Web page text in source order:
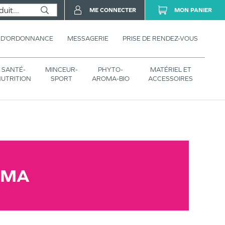
MESSAGERIE PRISE DE RENDEZ-VOUS
SANTÉ-
MINCEUR-
SPORT
PHYTO-
AROMA-BIO
MATÉRIEL ET
ACCESSOIRES
ME CONNECTER MON PANIER